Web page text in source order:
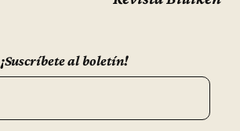
¡Suscríbete al boletín!